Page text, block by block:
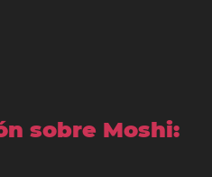
sobre Moshi: